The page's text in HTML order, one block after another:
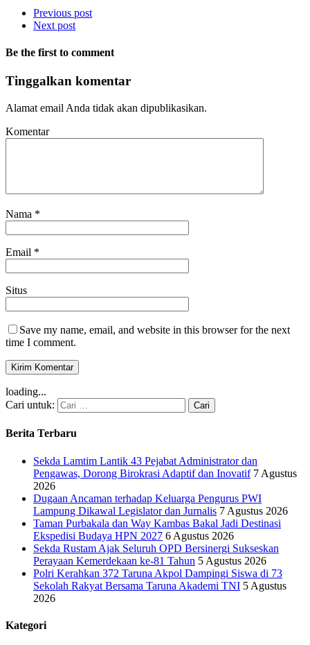
Previous post
Next post
Be the first to comment
Tinggalkan komentar
Alamat email Anda tidak akan dipublikasikan.
Komentar
Nama *
Email *
Situs
Save my name, email, and website in this browser for the next
time I comment.
loading...
Cari untuk:
Berita Terbaru
Sekda Lamtim Lantik 43 Pejabat Administrator dan
Pengawas, Dorong Birokrasi Adaptif dan Inovatif 7 Agustus
2026
Dugaan Ancaman terhadap Keluarga Pengurus PWI
Lampung Dikawal Legislator dan Jurnalis 7 Agustus 2026
Taman Purbakala dan Way Kambas Bakal Jadi Destinasi
Ekspedisi Budaya HPN 2027 6 Agustus 2026
Sekda Rustam Ajak Seluruh OPD Bersinergi Sukseskan
Perayaan Kemerdekaan ke-81 Tahun 5 Agustus 2026
Polri Kerahkan 372 Taruna Akpol Dampingi Siswa di 73
Sekolah Rakyat Bersama Taruna Akademi TNI 5 Agustus
2026
Kategori